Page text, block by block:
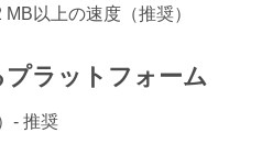
MB以上の速度（推奨）
ラットフォーム
- 推奨